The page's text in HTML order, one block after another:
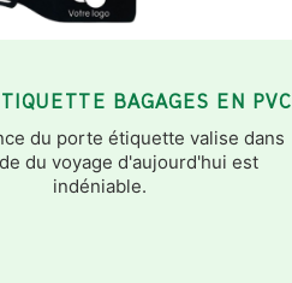
BAGAGES EN PVC
du porte étiquette valise dans
du voyage d'aujourd'hui est
indéniable.